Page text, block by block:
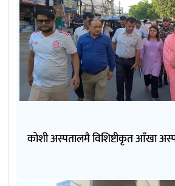
कोशी अस्पतालमै विशिष्टीकृत आँखा